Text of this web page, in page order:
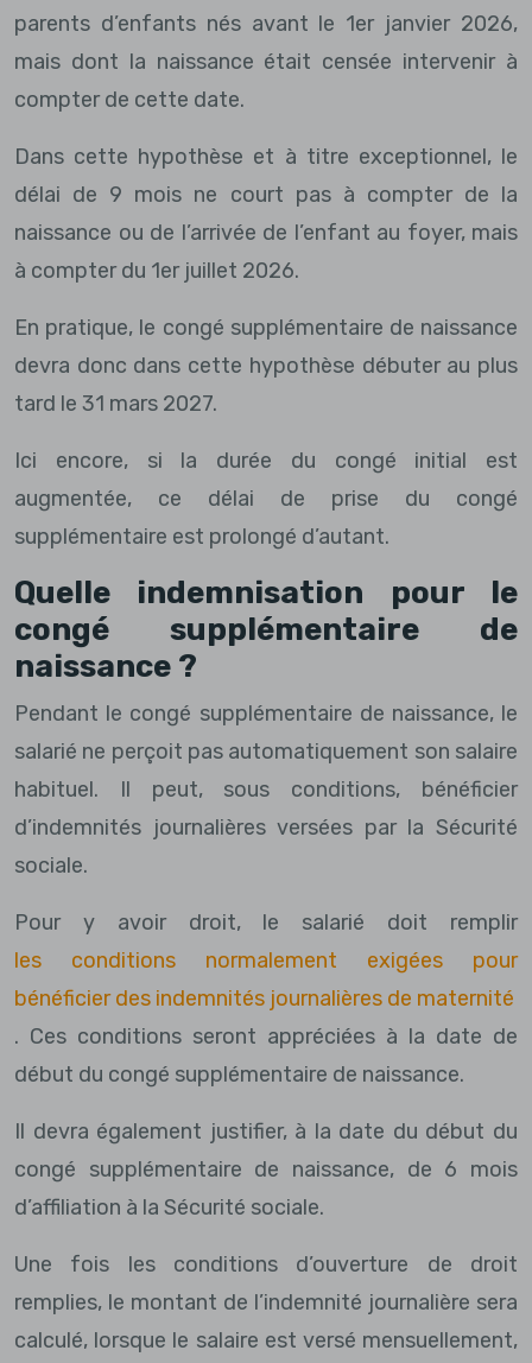
parents d’enfants nés avant le 1er janvier 2026,
mais dont la naissance était censée intervenir à
compter de cette date.
Dans cette hypothèse et à titre exceptionnel, le
délai de 9 mois ne court pas à compter de la
naissance ou de l’arrivée de l’enfant au foyer, mais
à compter du 1er juillet 2026.
En pratique, le congé supplémentaire de naissance
devra donc dans cette hypothèse débuter au plus
tard le 31 mars 2027.
Ici encore, si la durée du congé initial est
augmentée, ce délai de prise du congé
supplémentaire est prolongé d’autant.
Quelle indemnisation pour le
congé supplémentaire de
naissance ?
Pendant le congé supplémentaire de naissance, le
salarié ne perçoit pas automatiquement son salaire
habituel. Il peut, sous conditions, bénéficier
d’indemnités journalières versées par la Sécurité
sociale.
Pour y avoir droit, le salarié doit remplir
les conditions normalement exigées pour
bénéficier des indemnités journalières de maternité
. Ces conditions seront appréciées à la date de
début du congé supplémentaire de naissance.
Il devra également justifier, à la date du début du
congé supplémentaire de naissance, de 6 mois
d’affiliation à la Sécurité sociale.
Une fois les conditions d’ouverture de droit
remplies, le montant de l’indemnité journalière sera
calculé, lorsque le salaire est versé mensuellement,